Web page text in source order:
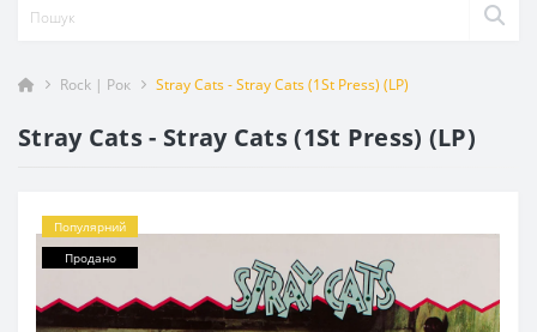
Rock | Рок Stray Cats - Stray Cats (1St Press) (LP)
Stray Cats - Stray Cats (1St Press) (LP)
Популярний
Продано